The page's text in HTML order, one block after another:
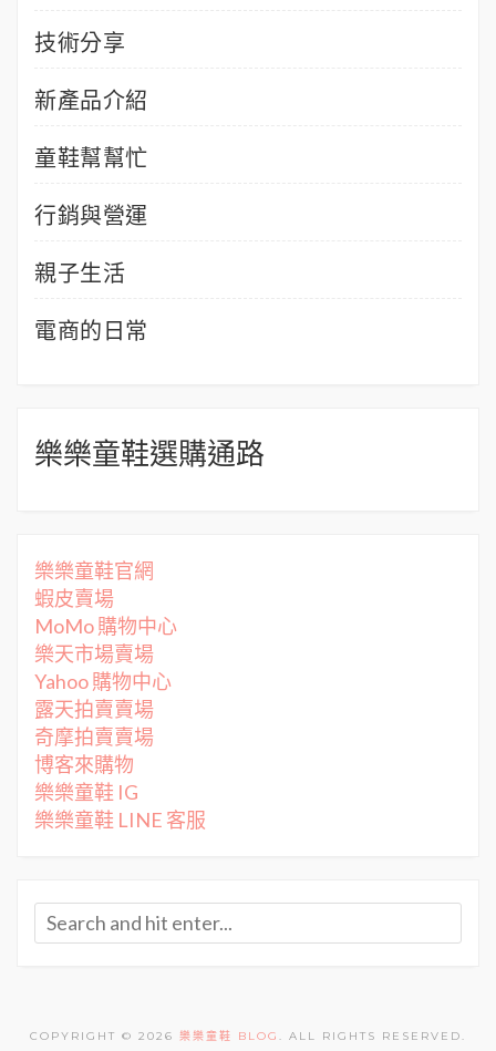
技術分享
新產品介紹
童鞋幫幫忙
行銷與營運
親子生活
電商的日常
樂樂童鞋選購通路
樂樂童鞋官網
蝦皮賣場
MoMo 購物中心
樂天市場賣場
Yahoo 購物中心
露天拍賣賣場
奇摩拍賣賣場
博客來購物
樂樂童鞋 IG
樂樂童鞋 LINE 客服
COPYRIGHT © 2026 樂樂童鞋 BLOG . ALL RIGHTS RESERVED.